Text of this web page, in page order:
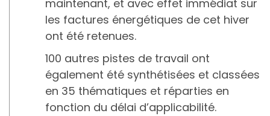
maintenant, et avec effet immédiat sur
les factures énergétiques de cet hiver
ont été retenues.
100 autres pistes de travail ont
également été synthétisées et classées
en 35 thématiques et réparties en
fonction du délai d’applicabilité.